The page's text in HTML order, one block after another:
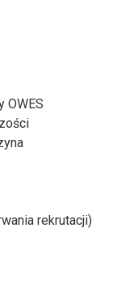
OWES
rekrutacji)